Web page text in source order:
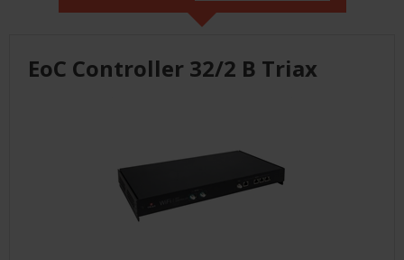
EoC Controller 32/2 B Triax